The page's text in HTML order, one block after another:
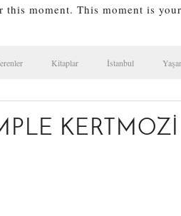
this moment. This moment is
Kitaplar İstanbul
KERTMOZI